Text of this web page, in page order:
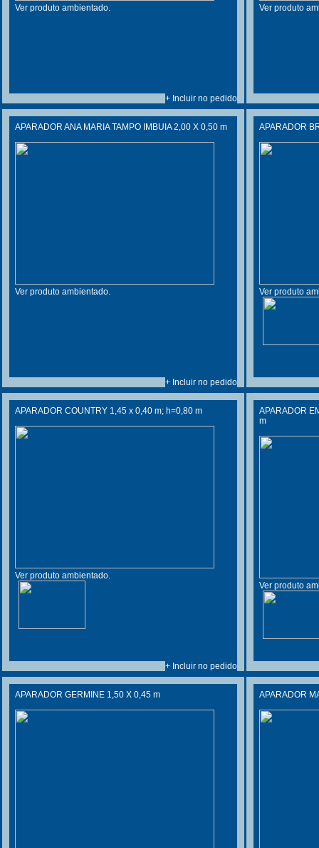
Ver produto ambientado.
+ Incluir no pedido
Ver produto
APARADOR ANA MARIA TAMPO IMBUIA 2,00 X 0,50 m
Ver produto ambientado.
+ Incluir no pedido
APARADOR
Ver produto
APARADOR COUNTRY 1,45 x 0,40 m; h=0,80 m
Ver produto ambientado.
+ Incluir no pedido
APARADOR
m
Ver produto
APARADOR GERMINE 1,50 X 0,45 m APARADOR